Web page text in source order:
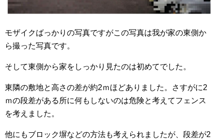
モザイクばっかりの写真ですがこの写真は我が家の東側か
ら撮った写真です。
そして東側から家をしっかり見たのは初めてでした。
東隣の敷地と高さの差が約2ｍほどありました。さすがに2
ｍの段差がある所に何もしないのは危険と考えてフェンス
を考えました。
他にもブロック塀などの方法も考えられましたが、段差が2